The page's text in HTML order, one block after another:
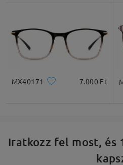
MX40171 7.000 Ft
Iratkozz fel most, és